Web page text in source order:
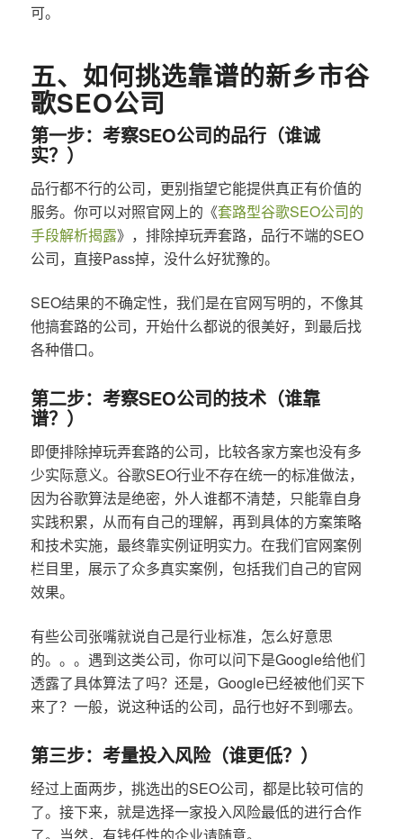
可。
五、如何挑选靠谱的新乡市谷
歌SEO公司
第一步：考察SEO公司的品行（谁诚
实？）
品行都不行的公司，更别指望它能提供真正有价值的
服务。你可以对照官网上的《套路型谷歌SEO公司的
手段解析揭露》，排除掉玩弄套路，品行不端的SEO
公司，直接Pass掉，没什么好犹豫的。
SEO结果的不确定性，我们是在官网写明的，不像其
他搞套路的公司，开始什么都说的很美好，到最后找
各种借口。
第二步：考察SEO公司的技术（谁靠
谱？）
即便排除掉玩弄套路的公司，比较各家方案也没有多
少实际意义。谷歌SEO行业不存在统一的标准做法，
因为谷歌算法是绝密，外人谁都不清楚，只能靠自身
实践积累，从而有自己的理解，再到具体的方案策略
和技术实施，最终靠实例证明实力。在我们官网案例
栏目里，展示了众多真实案例，包括我们自己的官网
效果。
有些公司张嘴就说自己是行业标准，怎么好意思
的。。。遇到这类公司，你可以问下是Google给他们
透露了具体算法了吗？还是，Google已经被他们买下
来了？一般，说这种话的公司，品行也好不到哪去。
第三步：考量投入风险（谁更低？）
经过上面两步，挑选出的SEO公司，都是比较可信的
了。接下来，就是选择一家投入风险最低的进行合作